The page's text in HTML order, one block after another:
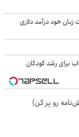
زبان خود درآمد دلاری
برای رشد کودکان
رو پر کن)